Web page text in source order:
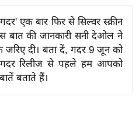
एक बार फिर से सिल्वर स्क्रीन
बात की जानकारी सनी देओल ने
दी। बता दें, गदर 9 जून को
गदर रिलीज से पहले हम आपको
बताते हैं।